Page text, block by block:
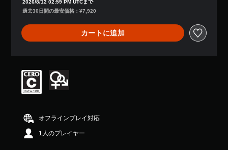
9
平
均
評
5
段
階
4
1
2026/8/12 02:59 PM UTCまで
過去30日間の最安価格：¥7,920
カートに追加
オフラインプレイ対応
1人のプレイヤー